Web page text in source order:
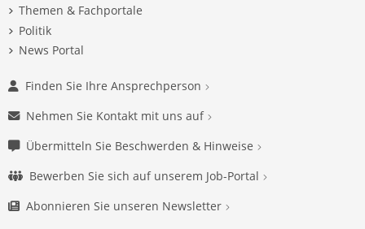
Themen & Fachportale
Politik
News Portal
Finden Sie Ihre Ansprechperson
Nehmen Sie Kontakt mit uns auf
Übermitteln Sie Beschwerden & Hinweise
Bewerben Sie sich auf unserem Job-Portal
Abonnieren Sie unseren Newsletter